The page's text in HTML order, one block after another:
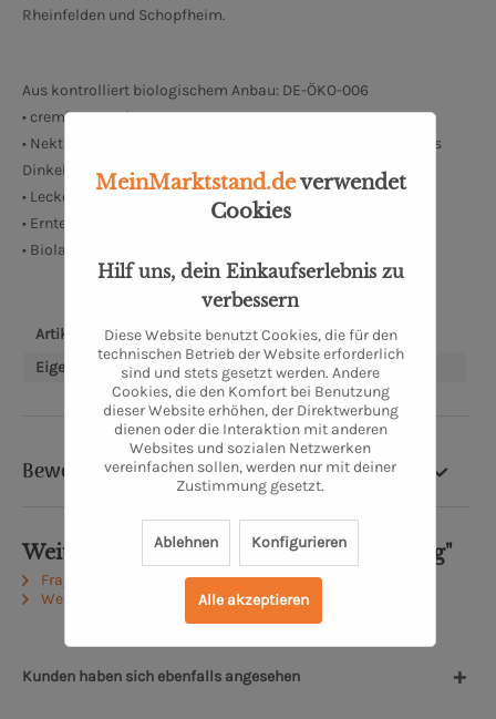
Rheinfelden und Schopfheim.
Aus kontrolliert biologischem Anbau: DE-ÖKO-006
• cremige Konsistenz
• Nektar von Frühblühern, Obstblüten und Wiesenblumen des
Dinkelbergs
• Lecker als Frühstückshonig oder zum Süßen von Speisen
• Erntezeit: Mai
• Bioland Betrieb Nr.700406
Artikel-Nr.:
SW10959.1
Eigenschaften:
Bioland
Bewertung
Weiterführende Links zu "Frühjahrshonig"
Fragen zum Artikel?
Weitere Artikel von Beepresent
Kunden haben sich ebenfalls angesehen
MeinMarktstand.deverwendet
Cookies
Hilf uns, dein Einkaufserlebnis zu
verbessern
Diese Website benutzt Cookies, die für den
technischen Betrieb der Website erforderlich
sind und stets gesetzt werden. Andere
Cookies, die den Komfort bei Benutzung
dieser Website erhöhen, der Direktwerbung
dienen oder die Interaktion mit anderen
Websites und sozialen Netzwerken
vereinfachen sollen, werden nur mit deiner
Zustimmung gesetzt.
Ablehnen Konfigurieren
Alle akzeptieren